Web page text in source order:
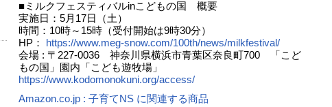
■ミルクフェスティバルinこどもの国 概要
実施日：5月17日（土）
時間：10時～15時（受付開始は9時30分）
HP：
https://www.meg-snow.com/100th/news/milkfestival/
会場 : 〒227-0036 神奈川県横浜市青葉区奈良町700 「こど
もの国」園内「こども遊牧場」
https://www.kodomonokuni.org/access/
Amazon.co.jp : 子育てNS に関連する商品